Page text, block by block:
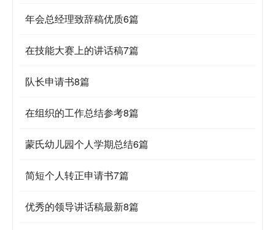
年会总经理致辞稿优质6篇
在技能大赛上的讲话稿7篇
队长申请书8篇
在组织的工作总结参考8篇
蒙氏幼儿园个人学期总结6篇
简短个人转正申请书7篇
优秀的领导讲话稿最新8篇